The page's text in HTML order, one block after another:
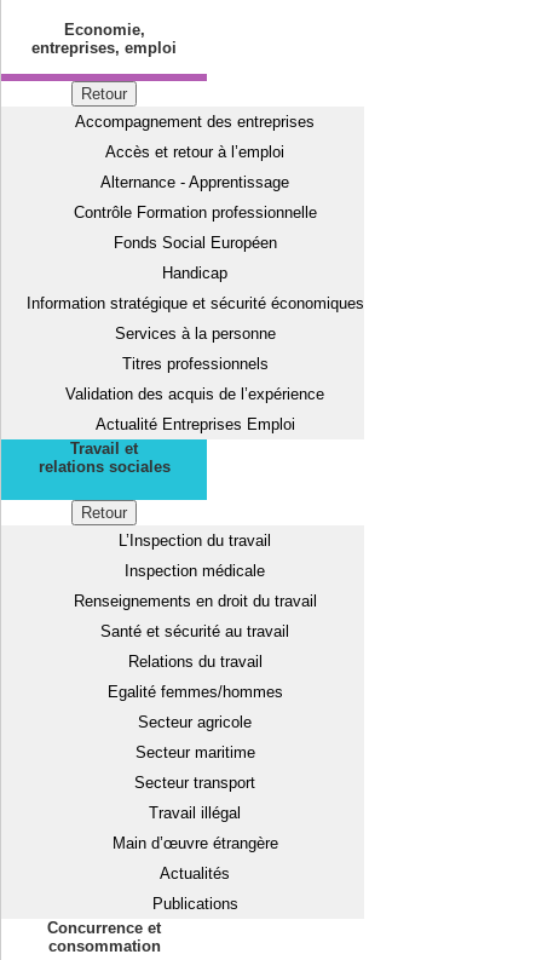
Economie,
entreprises, emploi
Retour
Accompagnement des entreprises
Accès et retour à l’emploi
Alternance - Apprentissage
Contrôle Formation professionnelle
Fonds Social Européen
Handicap
Information stratégique et sécurité économiques
Services à la personne
Titres professionnels
Validation des acquis de l’expérience
Actualité Entreprises Emploi
Travail et
relations sociales
Retour
L’Inspection du travail
Inspection médicale
Renseignements en droit du travail
Santé et sécurité au travail
Relations du travail
Egalité femmes/hommes
Secteur agricole
Secteur maritime
Secteur transport
Travail illégal
Main d’œuvre étrangère
Actualités
Publications
Concurrence et
consommation